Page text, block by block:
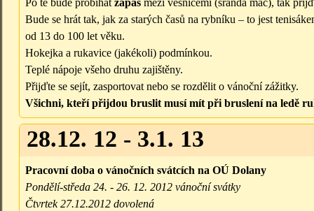
Po té bude probíhatzápas mezi vesnicemi (sranda mač), tak
Bude se hrát tak, jak za starých časů na rybníku – to jest
od 13 do 100 let věku.
Hokejka a rukavice (jakékoli) podmínkou.
Teplé nápoje všeho druhu zajištěny.
Přijďte se sejít, zasportovat nebo se rozdělit o vánoční zážitky.
Všichni, kteří přijdou bruslit musí mít při bruslení na ledě
28.12. 12 - 3.1. 13
Pracovní doba o vánočních svátcích na OÚ Dolany
Pondělí-středa 24. - 26. 12. 2012 vánoční svátky
Čtvrtek 27.12.2012 dovolená